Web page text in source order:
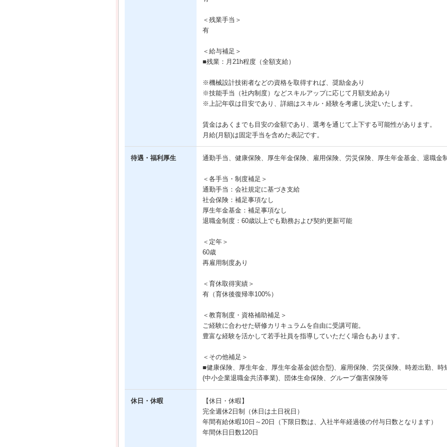
＜残業手当＞
有
＜給与補足＞
■残業：月21h程度（全額支給）
※機械設計技術者などの資格を取得すれば、奨励金あり
※技能手当（社内制度）などスキルアップに応じて月額支給あり
※上記年収は目安であり、詳細はスキル・経験を考慮し決定いたします。
賃金はあくまでも目安の金額であり、選考を通じて上下する可能性があります。
月給(月額)は固定手当を含めた表記です。
待遇・福利厚生 通勤手当、健康保険、厚生年金保険、雇用保険、労災保険、厚生年金基金、退職金
＜各手当・制度補足＞
通勤手当：会社規定に基づき支給
社会保険：補足事項なし
厚生年金基金：補足事項なし
退職金制度：60歳以上でも勤務および契約更新可能
＜定年＞
60歳
再雇用制度あり
＜育休取得実績＞
有（育休後復帰率100%）
＜教育制度・資格補助補足＞
ご経験に合わせた研修カリキュラムを自由に受講可能。
豊富な経験を活かして若手社員を指導していただく場合もあります。
＜その他補足＞
■健康保険、厚生年金、厚生年金基金(総合型)、雇用保険、労災保険、時差出勤、
(中小企業退職金共済事業)、団体生命保険、グループ傷害保険等
休日・休暇
【休日・休暇】
完全週休2日制（休日は土日祝日）
年間有給休暇10日～20日（下限日数は、入社半年経過後の付与日数となります）
年間休日日数120日